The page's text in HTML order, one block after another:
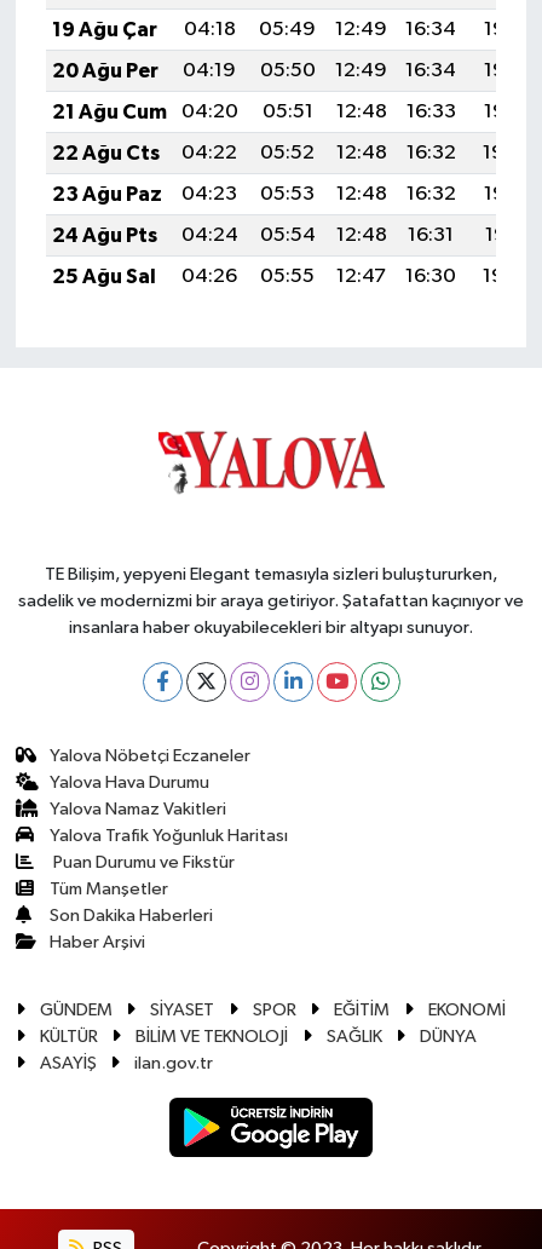
19 Ağu Çar
04:18 05:49 12:49 16:34
19:38
20 Ağu Per
04:19 05:50 12:49 16:34
19:37
21 Ağu Cum
04:20 05:51 12:48 16:33
19:35
22 Ağu Cts
04:22 05:52 12:48 16:32
19:34
23 Ağu Paz
04:23 05:53 12:48 16:32
19:33
24 Ağu Pts
04:24 05:54 12:48 16:31
19:31
25 Ağu Sal
04:26 05:55 12:47 16:30 19:30
TE Bilişim, yepyeni Elegant temasıyla sizleri buluştururken,
sadelik ve modernizmi bir araya getiriyor. Şatafattan kaçınıyor ve
insanlara haber okuyabilecekleri bir altyapı sunuyor.
Yalova Nöbetçi Eczaneler
Yalova Hava Durumu
Yalova Namaz Vakitleri
Yalova Trafik Yoğunluk Haritası
Puan Durumu ve Fikstür
Tüm Manşetler
Son Dakika Haberleri
Haber Arşivi
GÜNDEM SİYASET SPOR EĞİTİM
EKONOMİ
KÜLTÜR
BİLİM VE TEKNOLOJİ SAĞLIK
DÜNYA
ASAYİŞ
ilan.gov.tr